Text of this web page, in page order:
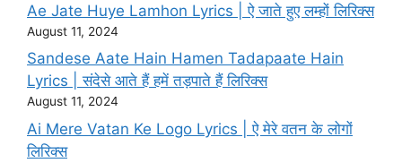
Ae Jate Huye Lamhon Lyrics | ऐ जाते हुए लम्हों लिरिक्स
August 11, 2024
Sandese Aate Hain Hamen Tadapaate Hain
Lyrics | संदेसे आते हैं हमें तड़पाते हैं लिरिक्स
August 11, 2024
Ai Mere Vatan Ke Logo Lyrics | ऐ मेरे वतन के लोगों
लिरिक्स